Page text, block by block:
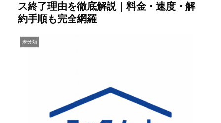
ス終了理由を徹底解説｜料金・速度・解
約手順も完全網羅
未分類